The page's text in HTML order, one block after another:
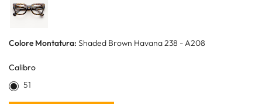
Colore Montatura: Shaded Brown Havana 238 - A208
Calibro
51